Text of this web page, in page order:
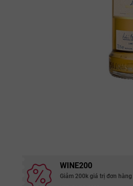
WINE200
Giảm 200k giá trị đơn hàng